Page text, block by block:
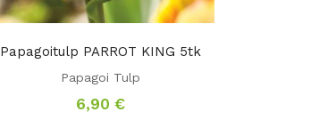
Papagoitulp PARROT KING 5tk
Papagoi Tulp
6,90 €